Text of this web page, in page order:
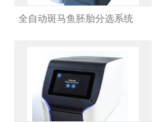
全自动斑马鱼胚胎分选系统